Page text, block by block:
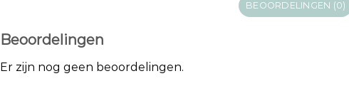
BEOORDELINGEN (0)
Beoordelingen
Er zijn nog geen beoordelingen.